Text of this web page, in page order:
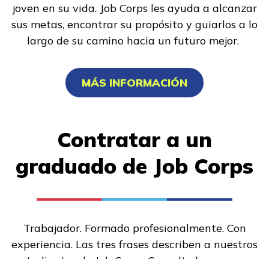
joven en su vida. Job Corps les ayuda a alcanzar
sus metas, encontrar su propósito y guiarlos a lo
largo de su camino hacia un futuro mejor.
MÁS INFORMACIÓN
Contratar a un
graduado de Job Corps
Trabajador. Formado profesionalmente. Con
experiencia. Las tres frases describen a nuestros